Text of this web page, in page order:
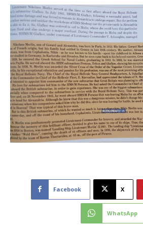
Facebook X
WhatsApp